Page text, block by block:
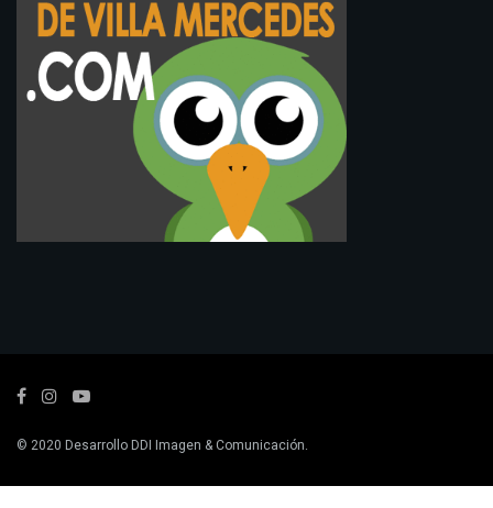
© 2020 DesarrolloDDI Imagen & Comunicación.